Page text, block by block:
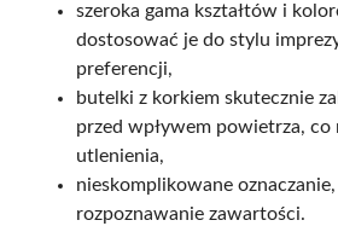
szeroka gama kształtów i
dostosować je do stylu
preferencji,
butelki z korkiem skutecznie
przed wpływem powietrza,
utlenienia,
nieskomplikowane
rozpoznawanie zawartości.